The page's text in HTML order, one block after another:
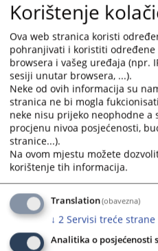
postupak likvidacije nad
novinsko-izdavačke djelatnosti
Sarajevo, Donji Pribanj bb.
Pozivaju se povjerioci
mjeseca od dana objave ovog
potraživanja prema
osnov po kojem su ta
Prikazana vijest je na:
Prateći dokumenti
Rješenje 61 0 L 018020 26
132
Korištenje
Ova web stranica koristi
pohranjivati i koristiti određene
browsera i vašeg uređaja (npr.
sesiji unutar browsera, ...).
Neke od ovih informacija su
stranica ne bi mogla
neke nisu prijeko neophodne a
procjenu nivoa posjećenosti,
stranice...).
Na ovom mjestu možete
korištenje tih informacija.
Translation(obavezna)
↓ 2 Servisi treće strane
Analitika o posjećenosti